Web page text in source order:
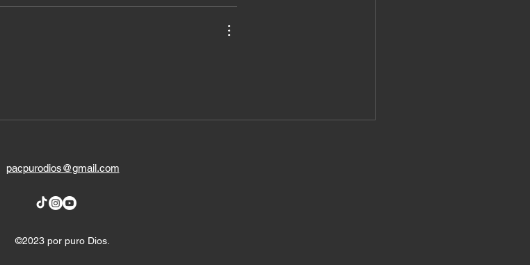
pacpurodios@gmail.com
©2023 por puro Dios.